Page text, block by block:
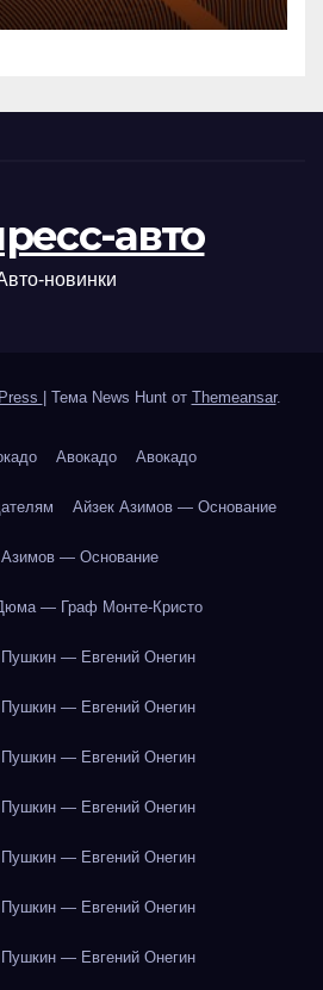
авто
новинки
| Тема News Hunt от Themeansar.
Авокадо Авокадо
Айзек Азимов — Основание
Азимов — Основание
— Граф Монте-Кристо
— Евгений Онегин
— Евгений Онегин
— Евгений Онегин
— Евгений Онегин
— Евгений Онегин
— Евгений Онегин
— Евгений Онегин